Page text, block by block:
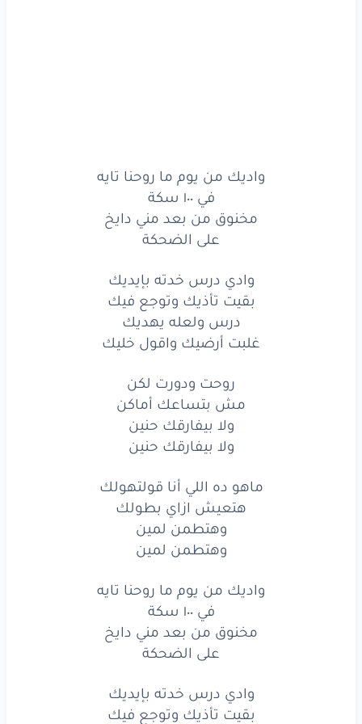
واديدرسخدتهبإيديك
تأذيكوتوجع
درسولعلهيهديك
غلبتأرضيكواقولخليك
روحتودورت لكن
مش بتساعكأماكن
ولابيفارقكحنين
ولابيفارقكحنين
دهاللي أناقولتهولك
هتعيشازايبطولك
وهتطمنلمين
وهتطمنلمين
واديكمن يومما روحنا
في100 سكة
من
علىالضحكة
واديك من يوم ما روحنا تايه
في ١٠٠ سكة
مخنوق من بعد مني دايخ
على الضحكة
وادي درس خدته بإيديك
بقيت تأذيك وتوجع فيك
درس ولعله يهديك
غلبت أرضيك واقول خليك
روحت ودورت لكن
مش بتساعك أماكن
ولا بيفارقك حنين
ولا بيفارقك حنين
ماهو ده اللي أنا قولتهولك
هتعيش ازاي بطولك
وهتطمن لمين
وهتطمن لمين
واديك من يوم ما روحنا تايه
في ١٠٠ سكة
مخنوق من بعد مني دايخ
على الضحكة
وادي درس خدته بإيديك
بقيت تأذيك وتوجع فيك